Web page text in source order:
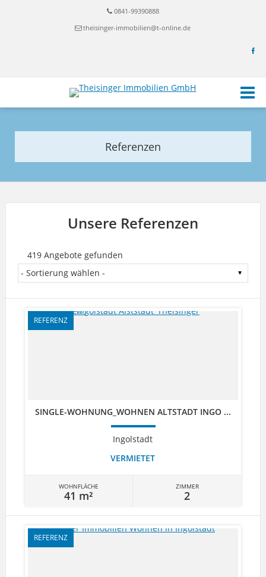
0841-99390888
theisinger-immobilien@t-online.de
Referenzen
Unsere Referenzen
419 Angebote gefunden
REFERENZ
SINGLE-WOHNUNG_WOHNEN ALTSTADT INGO ...
Ingolstadt
VERMIETET
WOHNFLÄCHE
41 m²
ZIMMER
2
REFERENZ